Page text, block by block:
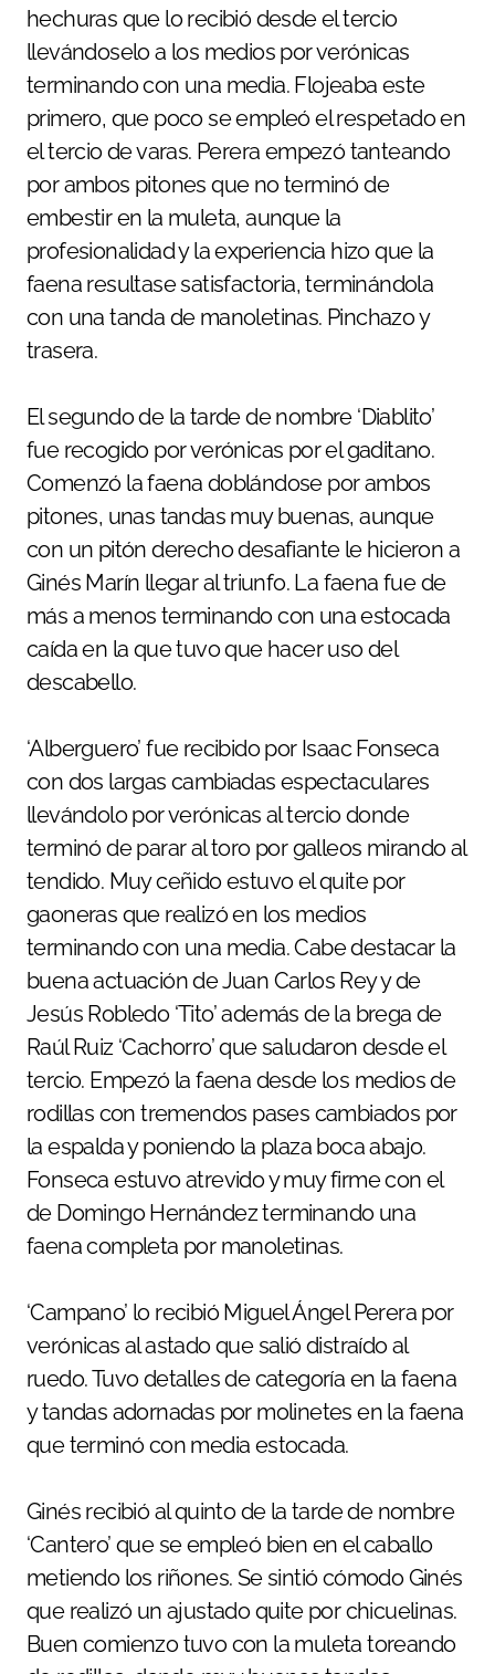
hechuras que lo recibió desde el tercio
llevándoselo a los medios por verónicas
terminando con una media. Flojeaba este
primero, que poco se empleó el respetado en
el tercio de varas. Perera empezó tanteando
por ambos pitones que no terminó de
embestir en la muleta, aunque la
profesionalidad y la experiencia hizo que la
faena resultase satisfactoria, terminándola
con una tanda de manoletinas. Pinchazo y
trasera.
El segundo de la tarde de nombre ‘Diablito’
fue recogido por verónicas por el gaditano.
Comenzó la faena doblándose por ambos
pitones, unas tandas muy buenas, aunque
con un pitón derecho desafiante le hicieron a
Ginés Marín llegar al triunfo. La faena fue de
más a menos terminando con una estocada
caída en la que tuvo que hacer uso del
descabello.
‘Alberguero’ fue recibido por Isaac Fonseca
con dos largas cambiadas espectaculares
llevándolo por verónicas al tercio donde
terminó de parar al toro por galleos mirando al
tendido. Muy ceñido estuvo el quite por
gaoneras que realizó en los medios
terminando con una media. Cabe destacar la
buena actuación de Juan Carlos Rey y de
Jesús Robledo ‘Tito’ además de la brega de
Raúl Ruiz ‘Cachorro’ que saludaron desde el
tercio. Empezó la faena desde los medios de
rodillas con tremendos pases cambiados por
la espalda y poniendo la plaza boca abajo.
Fonseca estuvo atrevido y muy firme con el
de Domingo Hernández terminando una
faena completa por manoletinas.
‘Campano’ lo recibió Miguel Ángel Perera por
verónicas al astado que salió distraído al
ruedo. Tuvo detalles de categoría en la faena
y tandas adornadas por molinetes en la faena
que terminó con media estocada.
Ginés recibió al quinto de la tarde de nombre
‘Cantero’ que se empleó bien en el caballo
metiendo los riñones. Se sintió cómodo Ginés
que realizó un ajustado quite por chicuelinas.
Buen comienzo tuvo con la muleta toreando